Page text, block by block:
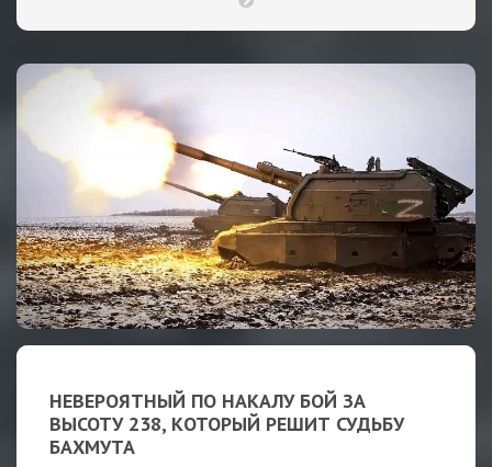
НЕВЕРОЯТНЫЙ ПО НАКАЛУ БОЙ ЗА
ВЫСОТУ 238, КОТОРЫЙ РЕШИТ СУДЬБУ
БАХМУТА